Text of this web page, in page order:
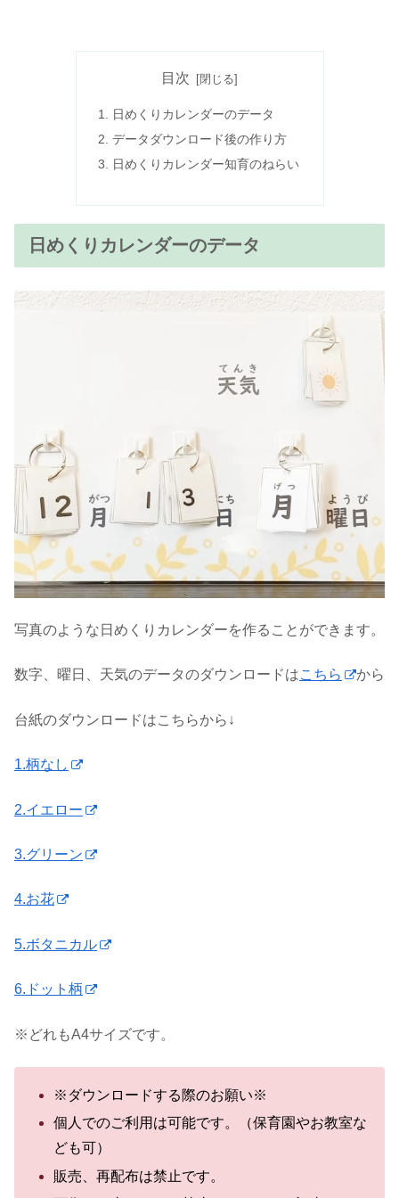
目次
日めくりカレンダーのデータ
データダウンロード後の作り方
日めくりカレンダー知育のねらい
日めくりカレンダーのデータ
写真のような日めくりカレンダーを作ることができます。
数字、曜日、天気のデータのダウンロードはこちら から
台紙のダウンロードはこちらから↓
1.柄なし
2.イエロー
3.グリーン
4.お花
5.ボタニカル
6.ドット柄
※どれもA4サイズです。
※ダウンロードする際のお願い※
個人でのご利用は可能です。（保育園やお教室な
ども可）
販売、再配布は禁止です。